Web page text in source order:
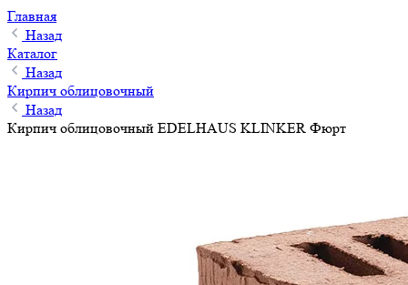
Главная
Назад
Каталог
Назад
Кирпич облицовочный
Назад
Кирпич облицовочный EDELHAUS KLINKER Фюрт